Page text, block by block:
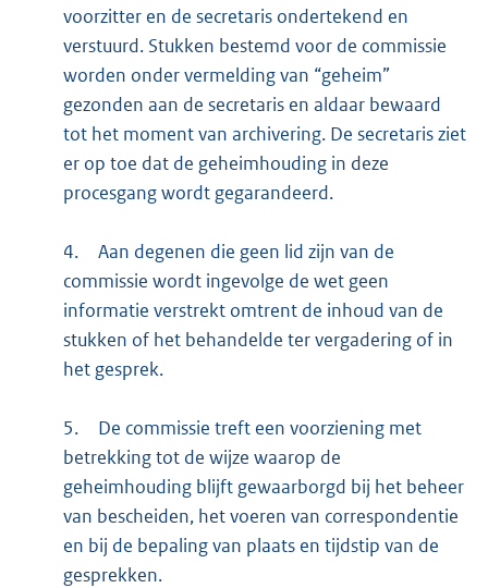
voorzitter en de secretaris ondertekend en
verstuurd. Stukken bestemd voor de commissie
worden onder vermelding van “geheim”
gezonden aan de secretaris en aldaar bewaard
tot het moment van archivering. De secretaris ziet
er op toe dat de geheimhouding in deze
procesgang wordt gegarandeerd.
4.
Aan degenen die geen lid zijn van de
commissie wordt ingevolge de wet geen
informatie verstrekt omtrent de inhoud van de
stukken of het behandelde ter vergadering of in
het gesprek.
5.
De commissie treft een voorziening met
betrekking tot de wijze waarop de
geheimhouding blijft gewaarborgd bij het beheer
van bescheiden, het voeren van correspondentie
en bij de bepaling van plaats en tijdstip van de
gesprekken.